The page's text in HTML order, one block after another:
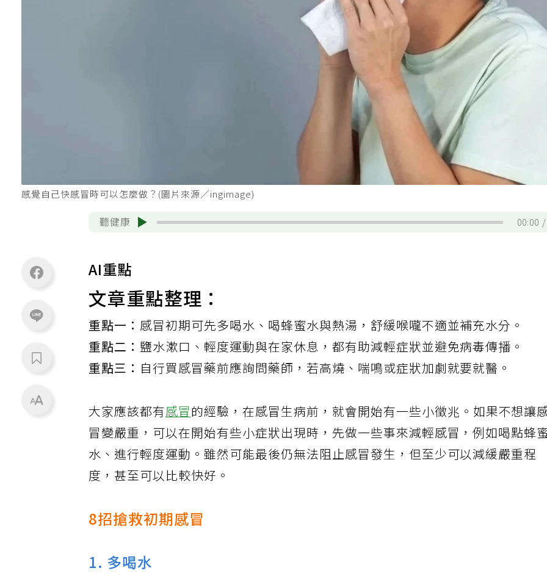
感覺自己快感冒時可以怎麼做？(圖片來源／ingimage)
聽健康 00:00
AI重點
文章重點整理：
重點一： 感冒初期可先多喝水、喝蜂蜜水與熱湯，舒緩喉嚨不適並補充水分。
重點二：鹽水漱口、輕度運動與在家休息，都有助減輕症狀並避免病毒傳播。
重點三： 自行買感冒藥前應詢問藥師，若高燒、喘鳴或症狀加劇就要就醫。
大家應該都有感冒的經驗，在感冒生病前，就會開始有一些小徵兆。如果不想讓
冒變嚴重，可以在開始有些小症狀出現時，先做一些事來減輕感冒，例如喝點蜂
水、進行輕度運動。雖然可能最後仍無法阻止感冒發生，但至少可以減緩嚴重程
度，甚至可以比較快好。
8招搶救初期感冒
1. 多喝水